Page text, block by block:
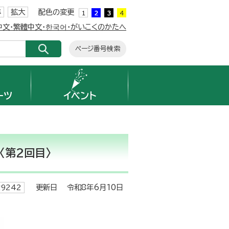
拡大 配色の変更
・繁體中文・한국어・がいこくのかたへ
ページ番号検索
ツ イベント
2回目〉
更新日 令和8年6月10日